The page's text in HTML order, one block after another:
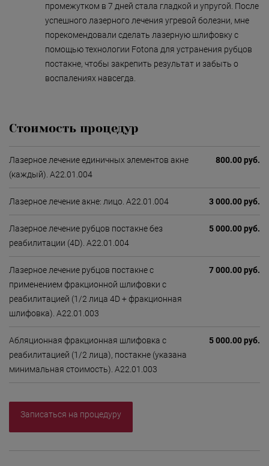
промежутком в 7 дней стала гладкой и упругой. После
успешного лазерного лечения угревой болезни, мне
порекомендовали сделать лазерную шлифовку с
помощью технологии Fotona для устранения рубцов
постакне, чтобы закрепить результат и забыть о
воспалениях навсегда.
Стоимость процедур
Лазерное лечение единичных элементов акне
(каждый). А22.01.004
800.00 руб.
Лазерное лечение акне: лицо. А22.01.004 3 000.00 руб.
Лазерное лечение рубцов постакне без
реабилитации (4D). А22.01.004
5 000.00 руб.
Лазерное лечение рубцов постакне с
применением фракционной шлифовки с
реабилитацией (1/2 лица 4D + фракционная
шлифовка). А22.01.003
7 000.00 руб.
Абляционная фракционная шлифовка с
реабилитацией (1/2 лица), постакне (указана
минимальная стоимость). А22.01.003
5 000.00 руб.
Записаться на процедуру